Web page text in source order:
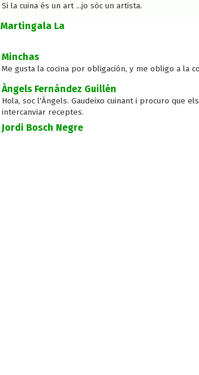
Si la cuina és un art ...jo sóc un artista.
Martingala La
Minchas
Me gusta la cocina por obligación, y me obligo a la
Àngels Fernández Guillén
Hola, soc l'Àngels. Gaudeixo cuinant i procuro que
intercanviar receptes.
Jordi Bosch Negre